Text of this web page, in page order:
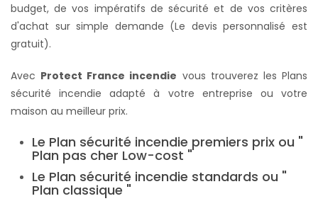
budget, de vos impératifs de sécurité et de vos critères
d'achat sur simple demande (Le devis personnalisé est
gratuit).
Avec Protect France incendie vous trouverez les Plans
sécurité incendie adapté à votre entreprise ou votre
maison au meilleur prix.
Le Plan sécurité incendie premiers prix ou "
Plan pas cher Low-cost "
Le Plan sécurité incendie standards ou "
Plan classique "